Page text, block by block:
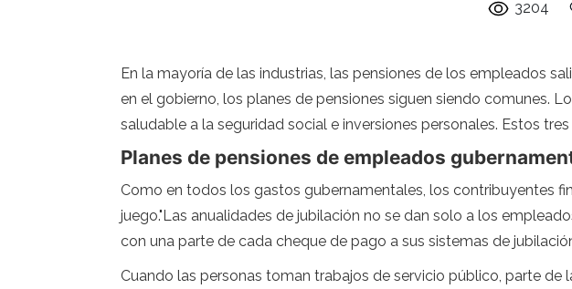
3204
En la mayoría de las industrias, las pensiones de los empleados
en el gobierno, los planes de pensiones siguen siendo comunes.
saludable a la seguridad social e inversiones personales. Estos
Planes de pensiones de empleados
Como en todos los gastos gubernamentales, los contribuyentes
juego."Las anualidades de jubilación no se dan solo a los
con una parte de cada cheque de pago a sus sistemas de
Cuando las personas toman trabajos de servicio público, parte